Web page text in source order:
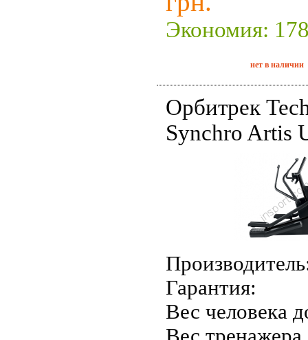
Экономия:
нет в наличии
Орбитрек
Synchro Artis
Гарантия:
Вес человека